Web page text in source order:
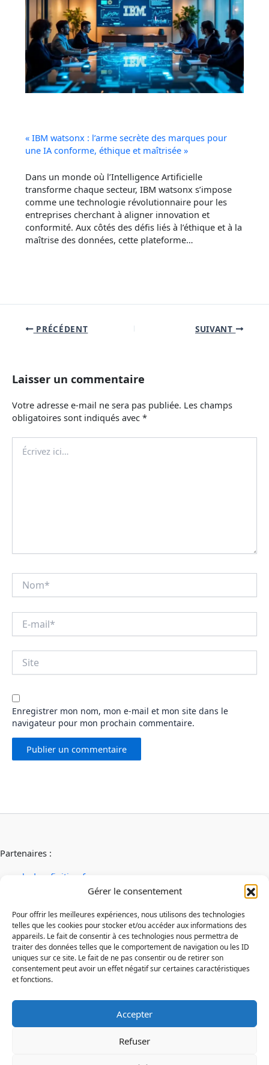
Gérer le consentement
Pour offrir les meilleures expériences, nous utilisons des technologies
telles que les cookies pour stocker et/ou accéder aux informations des
appareils. Le fait de consentir à ces technologies nous permettra de
traiter des données telles que le comportement de navigation ou les ID
uniques sur ce site. Le fait de ne pas consentir ou de retirer son
consentement peut avoir un effet négatif sur certaines caractéristiques
et fonctions.
Accepter
Refuser
« IBM watsonx : l’arme secrète des marques pour
une IA conforme, éthique et maîtrisée »
Dans un monde où l’Intelligence Artificielle
transforme chaque secteur, IBM watsonx s’impose
comme une technologie révolutionnaire pour les
entreprises cherchant à aligner innovation et
conformité. Aux côtés des défis liés à l’éthique et à la
maîtrise des données, cette plateforme…
PRÉCÉDENT SUIVANT
Laisser un commentaire
Votre adresse e-mail ne sera pas publiée. Les champs
obligatoires sont indiqués avec *
ici…
mail*
Enregistrer mon nom, mon e-mail et mon site dans le
navigateur pour mon prochain commentaire.
Partenaires :
ab-decofinition.fr
fiaultetfreres
infinideco
Contact
Mentions légales
Conditions générales d'utilisation
Conditions générales de vente
Politique de confidentialité